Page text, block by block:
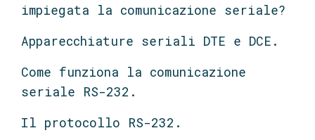
impiegata la comunicazione seriale?
Apparecchiature seriali DTE e DCE.
Come funziona la comunicazione
seriale RS-232.
Il protocollo RS-232.